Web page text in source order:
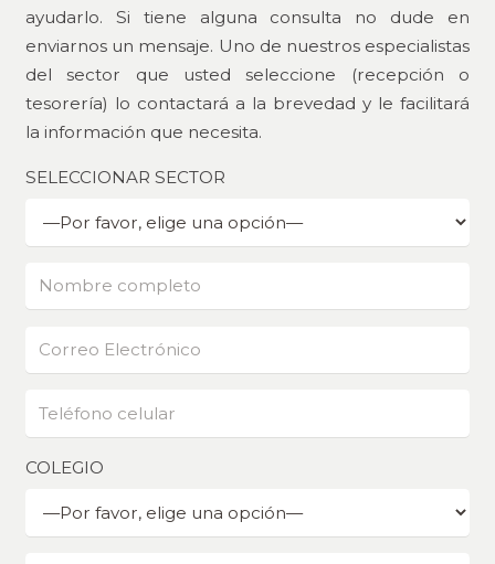
ayudarlo. Si tiene alguna consulta no dude en
enviarnos un mensaje. Uno de nuestros especialistas
del sector que usted seleccione (recepción o
tesorería) lo contactará a la brevedad y le facilitará
la información que necesita.
SELECCIONAR SECTOR
COLEGIO